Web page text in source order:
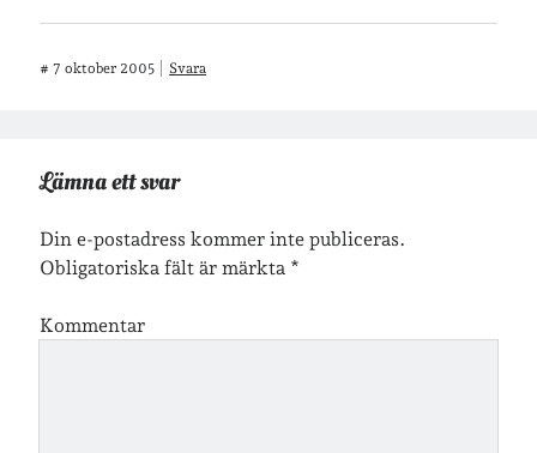
#7 oktober 2005 Svara
Lämna ett svar
Din e-postadress kommer inte publiceras.
Obligatoriska fält är märkta *
Kommentar